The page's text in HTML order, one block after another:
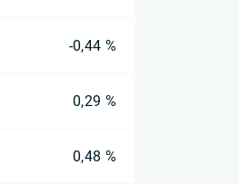
-0,44 %
0,29 %
0,48 %